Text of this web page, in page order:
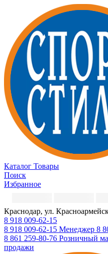
Каталог Товары
Поиск
Избранное
Краснодар, ул.
8 918 009-62-15
8 918 009-62-15 Менеджер 8
8 861 259-80-76 Розничный
продажи